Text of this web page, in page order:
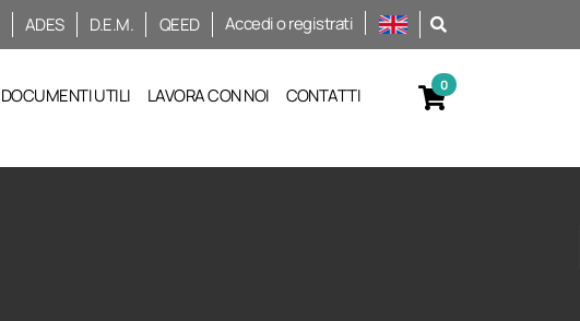
ADES D.E.M. QEED Accedi o registrati
DOCUMENTI UTILI LAVORA CON NOI CONTATTI